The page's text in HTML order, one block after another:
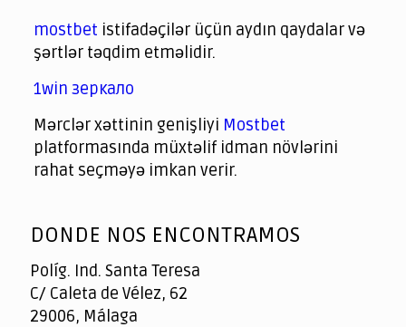
spintiger
Avabet
Spinrise
Crown Green
Crowngreen casino login
슈가 러쉬1000 슬롯
crazy time casino online
1xcasinozambia.com
codingworldnews.com
parimatch.kr
winorio
winorio casino
winorio
mostbet istifadəçilər üçün aydın qaydalar və
şərtlər təqdim etməlidir.
1win зеркало
Mərclər xəttinin genişliyi Mostbet
platformasında müxtəlif idman növlərini
rahat seçməyə imkan verir.
of
DONDE NOS ENCONTRAMOS
Políg. Ind. Santa Teresa
C/ Caleta de Vélez, 62
29006, Málaga